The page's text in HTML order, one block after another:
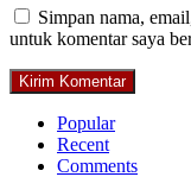
Simpan nama,
untuk komentar saya
Popular
Recent
Comments